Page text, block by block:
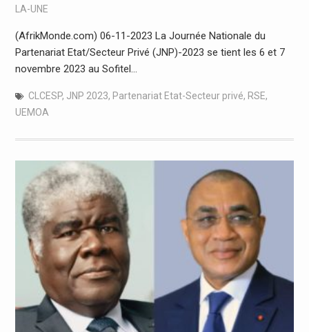
LA-UNE
(AfrikMonde.com) 06-11-2023 La Journée Nationale du
Partenariat Etat/Secteur Privé (JNP)-2023 se tient les 6 et 7
novembre 2023 au Sofitel…
CLCESP, JNP 2023, Partenariat Etat-Secteur privé, RSE,
UEMOA